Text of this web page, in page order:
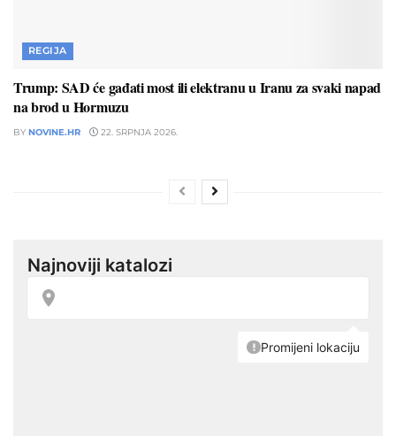
REGIJA
Trump: SAD će gađati most ili elektranu u Iranu za svaki napad
na brod u Hormuzu
BY NOVINE.HR 22. SRPNJA 2026.